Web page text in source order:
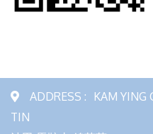
ADDRESS : KAM YING
TIN